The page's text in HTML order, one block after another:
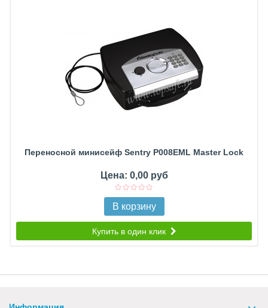
Переносной минисейф Sentry P008EML Master Lock
Цена: 0,00 руб
В корзину
Купить в один клик